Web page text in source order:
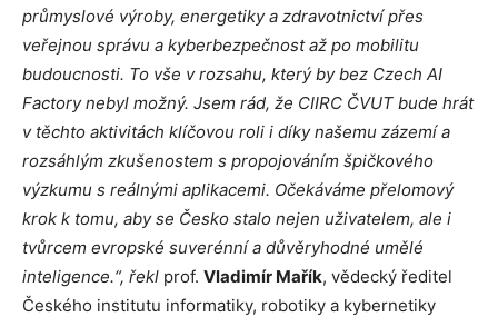
průmyslové výroby, energetiky a zdravotnictví přes
veřejnou správu a kyberbezpečnost až po mobilitu
budoucnosti. To vše v rozsahu, který by bez Czech AI
Factory nebyl možný. Jsem rád, že CIIRC ČVUT bude hrát
v těchto aktivitách klíčovou roli i díky našemu zázemí a
rozsáhlým zkušenostem s propojováním špičkového
výzkumu s reálnými aplikacemi. Očekáváme přelomový
krok k tomu, aby se Česko stalo nejen uživatelem, ale i
tvůrcem evropské suverénní a důvěryhodné umělé
inteligence.“, řekl prof. Vladimír Mařík, vědecký ředitel
Českého institutu informatiky, robotiky a kybernetiky